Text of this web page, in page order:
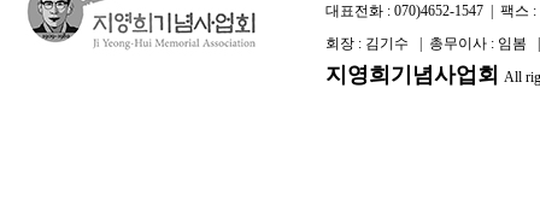
대표전화 : 070)4652-1547 | 팩스 :
회장 : 김기수 | 총무이사 : 임봄
지영희기념사업회 All